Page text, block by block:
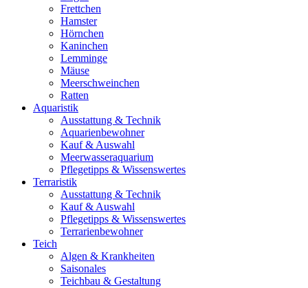
Frettchen
Hamster
Hörnchen
Kaninchen
Lemminge
Mäuse
Meerschweinchen
Ratten
Aquaristik
Ausstattung & Technik
Aquarienbewohner
Kauf & Auswahl
Meerwasseraquarium
Pflegetipps & Wissenswertes
Terraristik
Ausstattung & Technik
Kauf & Auswahl
Pflegetipps & Wissenswertes
Terrarienbewohner
Teich
Algen & Krankheiten
Saisonales
Teichbau & Gestaltung